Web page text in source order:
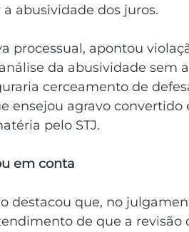
abusividade dos juros.
processual, apontou
da abusividade sem
cerceamento de
ensejou agravo
pelo STJ.
em conta
destacou que, no
de que a revisão